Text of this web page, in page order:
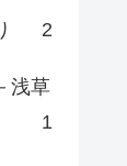
2
浅草
1